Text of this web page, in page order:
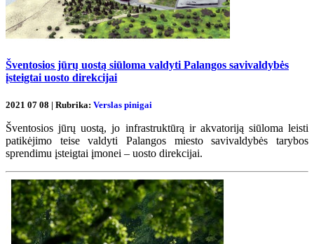
Šventosios jūrų uostą siūloma valdyti Palangos savivaldybės
įsteigtai uosto direkcijai
2021 07 08 | Rubrika: Verslas pinigai
Šventosios jūrų uostą, jo infrastruktūrą ir akvatoriją siūloma leisti
patikėjimo teise valdyti Palangos miesto savivaldybės tarybos
sprendimu įsteigtai įmonei – uosto direkcijai.